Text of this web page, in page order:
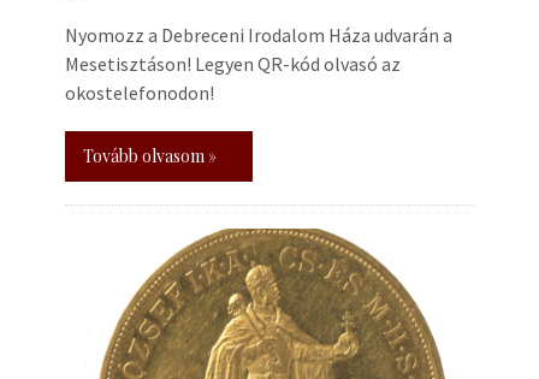
Nyomozz a Debreceni Irodalom Háza udvarán a
Mesetisztáson! Legyen QR-kód olvasó az
okostelefonodon!
Tovább olvasom »